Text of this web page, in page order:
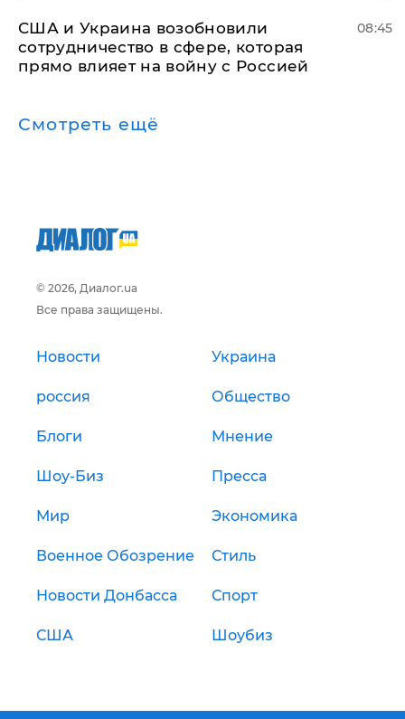
США и Украина возобновили
сотрудничество в сфере, которая
прямо влияет на войну с Россией
08:45
Смотреть ещё
© 2026, Диалог.ua
Все права защищены.
Новости Украина
россия Общество
Блоги Мнение
Шоу-Биз Пресса
Мир Экономика
Военное Обозрение Стиль
Новости Донбасса Спорт
США Шоубиз